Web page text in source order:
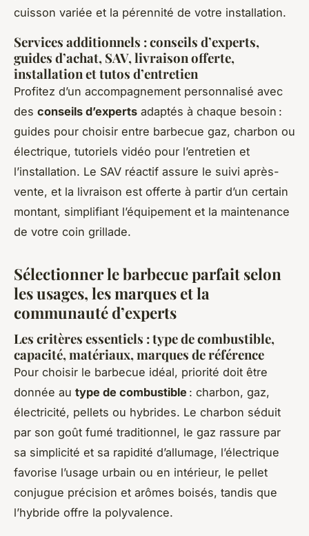
cuisson variée et la pérennité de votre installation.
Services additionnels : conseils d’experts,
guides d’achat, SAV, livraison offerte,
installation et tutos d’entretien
Profitez d’un accompagnement personnalisé avec
des conseils d’experts adaptés à chaque besoin :
guides pour choisir entre barbecue gaz, charbon ou
électrique, tutoriels vidéo pour l’entretien et
l’installation. Le SAV réactif assure le suivi après-
vente, et la livraison est offerte à partir d’un certain
montant, simplifiant l’équipement et la maintenance
de votre coin grillade.
Sélectionner le barbecue parfait selon
les usages, les marques et la
communauté d’experts
Les critères essentiels : type de combustible,
capacité, matériaux, marques de référence
Pour choisir le barbecue idéal, priorité doit être
donnée au type de combustible : charbon, gaz,
électricité, pellets ou hybrides. Le charbon séduit
par son goût fumé traditionnel, le gaz rassure par
sa simplicité et sa rapidité d’allumage, l’électrique
favorise l’usage urbain ou en intérieur, le pellet
conjugue précision et arômes boisés, tandis que
l’hybride offre la polyvalence.